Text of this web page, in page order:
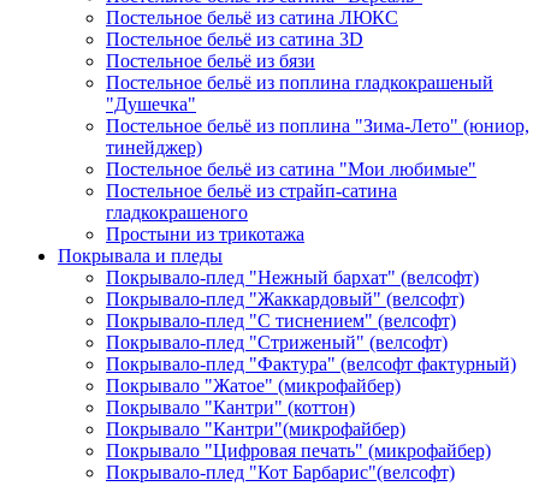
Постельное бельё из сатина ЛЮКС
Постельное бельё из сатина 3D
Постельное бельё из бязи
Постельное бельё из поплина гладкокрашеный
"Душечка"
Постельное бельё из поплина "Зима-Лето" (юниор,
тинейджер)
Постельное бельё из сатина "Мои любимые"
Постельное бельё из страйп-сатина
гладкокрашеного
Простыни из трикотажа
Покрывала и пледы
Покрывало-плед "Нежный бархат" (велсофт)
Покрывало-плед "Жаккардовый" (велсофт)
Покрывало-плед "С тиснением" (велсофт)
Покрывало-плед "Стриженый" (велсофт)
Покрывало-плед "Фактура" (велсофт фактурный)
Покрывало "Жатое" (микрофайбер)
Покрывало "Кантри" (коттон)
Покрывало "Кантри"(микрофайбер)
Покрывало "Цифровая печать" (микрофайбер)
Покрывало-плед "Кот Барбарис"(велсофт)